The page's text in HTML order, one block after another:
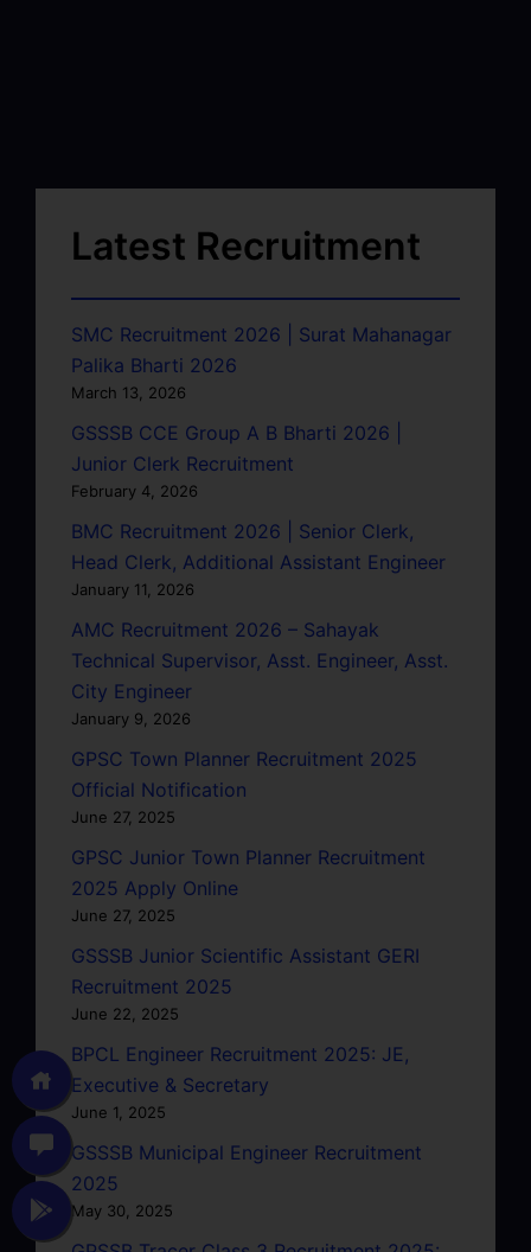
Latest Recruitment
SMC Recruitment 2026 | Surat Mahanagar
Palika Bharti 2026
March 13, 2026
GSSSB CCE Group A B Bharti 2026 |
Junior Clerk Recruitment
February 4, 2026
BMC Recruitment 2026 | Senior Clerk,
Head Clerk, Additional Assistant Engineer
January 11, 2026
AMC Recruitment 2026 – Sahayak
Technical Supervisor, Asst. Engineer, Asst.
City Engineer
January 9, 2026
GPSC Town Planner Recruitment 2025
Official Notification
June 27, 2025
GPSC Junior Town Planner Recruitment
2025 Apply Online
June 27, 2025
GSSSB Junior Scientific Assistant GERI
Recruitment 2025
June 22, 2025
BPCL Engineer Recruitment 2025: JE,
Executive & Secretary
June 1, 2025
GSSSB Municipal Engineer Recruitment
2025
May 30, 2025